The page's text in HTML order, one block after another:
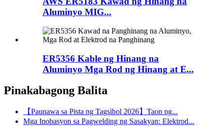
Aluminyo MIG...
ER5356 Kable ng Hinang na
Aluminyo Mga Rod ng Hinang at E...
Pinakabagong Balita
【Paunawa sa Pista ng Tagsibol 2026】Taon ng...
Mga Inobasyon sa Pagwelding ng Sasakyan: Elektrod...